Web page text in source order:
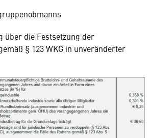
über die Festsetzung der
§ 123 WKG in unveränderter